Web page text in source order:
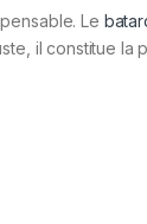
Le
il constitue